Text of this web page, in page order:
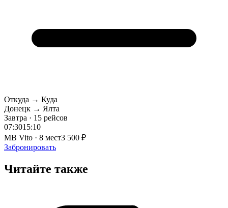
Откуда → Куда
Донецк → Ялта
Завтра · 15 рейсов
07:3015:10
MB Vito · 8 мест3 500 ₽
Забронировать
Читайте также